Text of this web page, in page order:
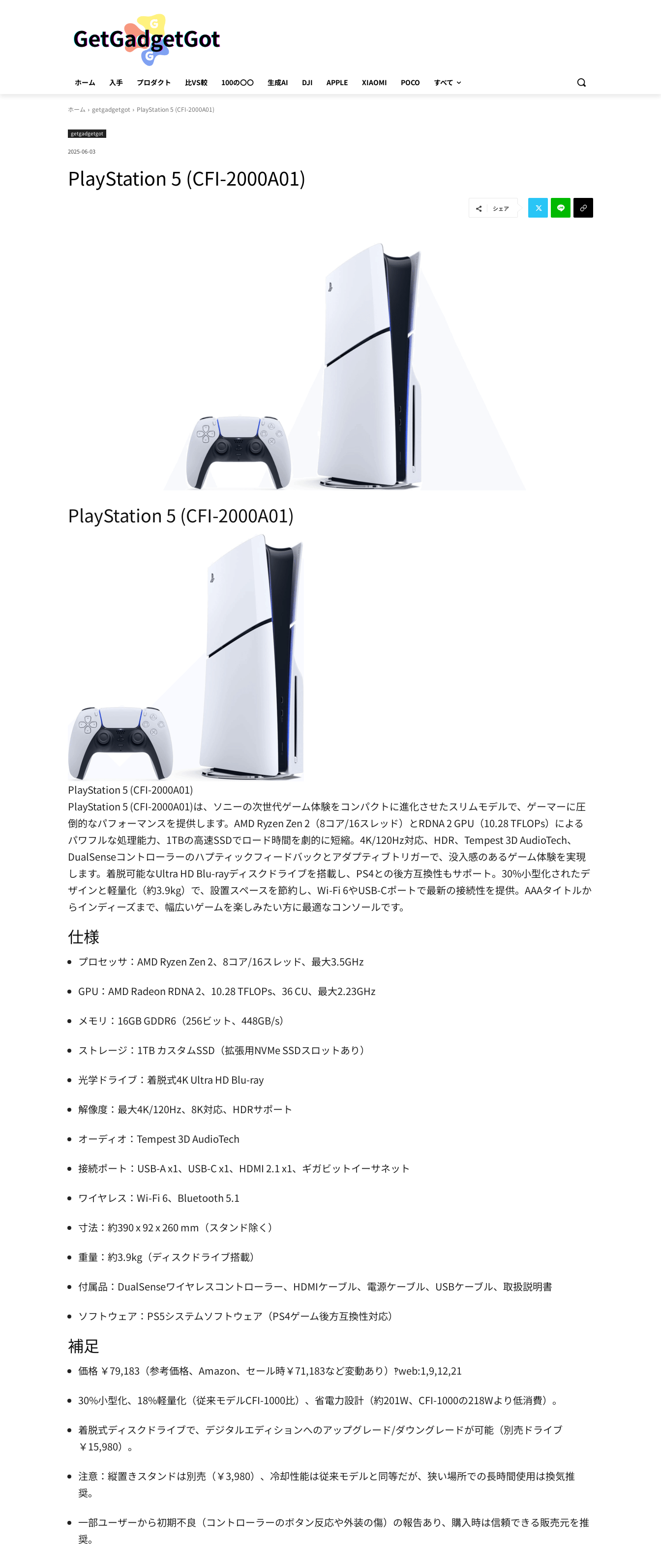
ホーム 入手 プロダクト 比VS較 100の〇〇 生成AI DJI APPLE XIAOMI POCO すべて
ホーム getgadgetgot PlayStation 5 (CFI-2000A01)
getgadgetgot
2025-06-03
PlayStation 5 (CFI-2000A01)
シェア
PlayStation 5 (CFI-2000A01)
PlayStation 5 (CFI-2000A01)
PlayStation 5 (CFI-2000A01)は、ソニーの次世代ゲーム体験をコンパクトに進化させたスリムモデルで、ゲーマーに圧
倒的なパフォーマンスを提供します。AMD Ryzen Zen 2（8コア/16スレッド）とRDNA 2 GPU（10.28 TFLOPs）による
パワフルな処理能力、1TBの高速SSDでロード時間を劇的に短縮。4K/120Hz対応、HDR、Tempest 3D AudioTech、
DualSenseコントローラーのハプティックフィードバックとアダプティブトリガーで、没入感のあるゲーム体験を実現
します。着脱可能なUltra HD Blu-rayディスクドライブを搭載し、PS4との後方互換性もサポート。30%小型化されたデ
ザインと軽量化（約3.9kg）で、設置スペースを節約し、Wi-Fi 6やUSB-Cポートで最新の接続性を提供。AAAタイトルか
らインディーズまで、幅広いゲームを楽しみたい方に最適なコンソールです。
仕様
プロセッサ：AMD Ryzen Zen 2、8コア/16スレッド、最大3.5GHz
GPU：AMD Radeon RDNA 2、10.28 TFLOPs、36 CU、最大2.23GHz
メモリ：16GB GDDR6（256ビット、448GB/s）
ストレージ：1TB カスタムSSD（拡張用NVMe SSDスロットあり）
光学ドライブ：着脱式4K Ultra HD Blu-ray
解像度：最大4K/120Hz、8K対応、HDRサポート
オーディオ：Tempest 3D AudioTech
接続ポート：USB-A x1、USB-C x1、HDMI 2.1 x1、ギガビットイーサネット
ワイヤレス：Wi-Fi 6、Bluetooth 5.1
寸法：約390 x 92 x 260 mm（スタンド除く）
重量：約3.9kg（ディスクドライブ搭載）
付属品：DualSenseワイヤレスコントローラー、HDMIケーブル、電源ケーブル、USBケーブル、取扱説明書
ソフトウェア：PS5システムソフトウェア（PS4ゲーム後方互換性対応）
補足
価格 ￥79,183（参考価格、Amazon、セール時￥71,183など変動あり）‽web:1,9,12,21
30%小型化、18%軽量化（従来モデルCFI-1000比）、省電力設計（約201W、CFI-1000の218Wより低消費）。
着脱式ディスクドライブで、デジタルエディションへのアップグレード/ダウングレードが可能（別売ドライブ
￥15,980）。
注意：縦置きスタンドは別売（￥3,980）、冷却性能は従来モデルと同等だが、狭い場所での長時間使用は換気推
奨。
一部ユーザーから初期不良（コントローラーのボタン反応や外装の傷）の報告あり、購入時は信頼できる販売元を推
奨。